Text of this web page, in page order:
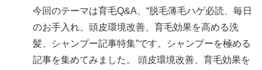
今回のテーマは育毛Q&A、“脱毛薄毛ハゲ必読、毎日
のお手入れ、頭皮環境改善、育毛効果を高める洗
髪、シャンプー記事特集”です。シャンプーを極める
記事を集めてみました。 頭皮環境改善、育毛効果を